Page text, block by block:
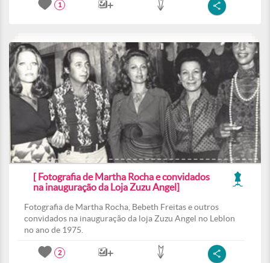
1
[ Fotografia de Martha Rocha e convidados
na inauguração da Loja Zuzu Angel]
Fotografia de Martha Rocha, Bebeth Freitas e outros
convidados na inauguração da loja Zuzu Angel no Leblon
no ano de 1975.
2